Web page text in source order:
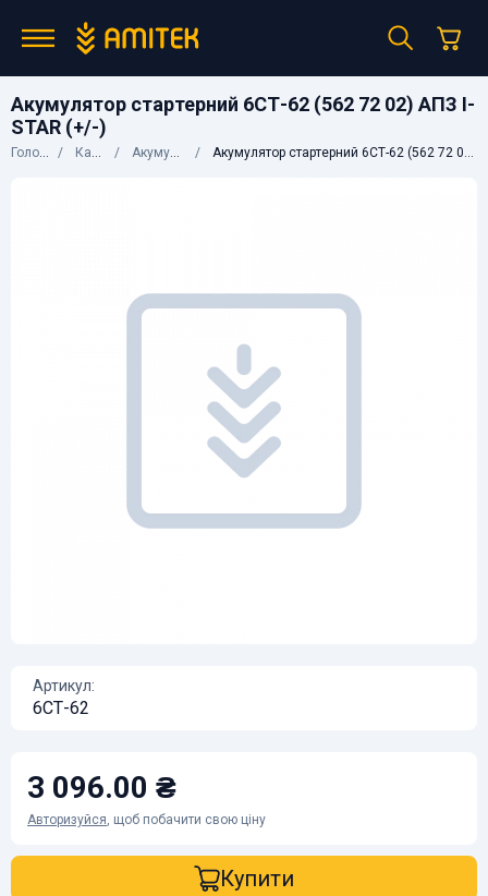
Акумулятор стартерний 6СТ-62 (562 72 02) АПЗ I-
STAR (+/-)
Головна Каталог Акумулятори Акумулятор стартерний 6СТ-62 (562 72 02) АПЗ I-STAR (+/-)
Артикул:
6СТ-62
3 096.00 ₴
Авторизуйся, щоб побачити свою ціну
Купити